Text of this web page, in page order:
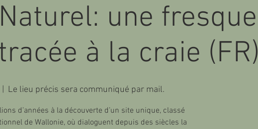
une fresque
à la craie (FR)
Le lieu précis sera communiqué par mail.
d’années à la découverte d’un site unique, classé
de Wallonie, où dialoguent depuis des siècles la